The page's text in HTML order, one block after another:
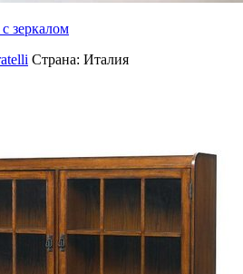
зеркалом
Страна: Италия